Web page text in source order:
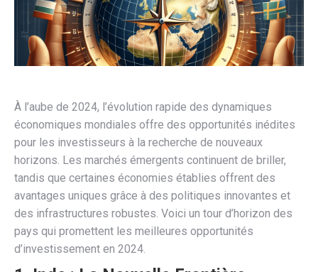
À l’aube de 2024, l’évolution rapide des dynamiques
économiques mondiales offre des opportunités inédites
pour les investisseurs à la recherche de nouveaux
horizons. Les marchés émergents continuent de briller,
tandis que certaines économies établies offrent des
avantages uniques grâce à des politiques innovantes et
des infrastructures robustes. Voici un tour d’horizon des
pays qui promettent les meilleures opportunités
d’investissement en 2024.